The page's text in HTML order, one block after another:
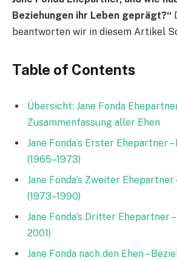
Beziehungen ihr Leben geprägt?“
beantworten wir in diesem Artikel
Table of Contents
Übersicht: Jane Fonda
Zusammenfassung aller Ehen
Jane Fonda’s Erster Ehepartner
(1965–1973)
Jane Fonda’s Zweiter Ehepartner
(1973–1990)
Jane Fonda’s Dritter Ehepartner
2001)
Jane Fonda nach den Ehen –